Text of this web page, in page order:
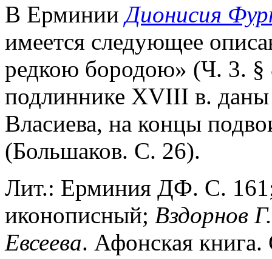
В ЕрминииДионисия
имеется следующее
редкою бородою» (Ч. 3.
подлиннике XVIII в. даны
Власиева, на концы
(Большаков. С. 26).
Лит.: Ерминия ДФ. С.
иконописный; Вздорнов
Евсеева. Афонская